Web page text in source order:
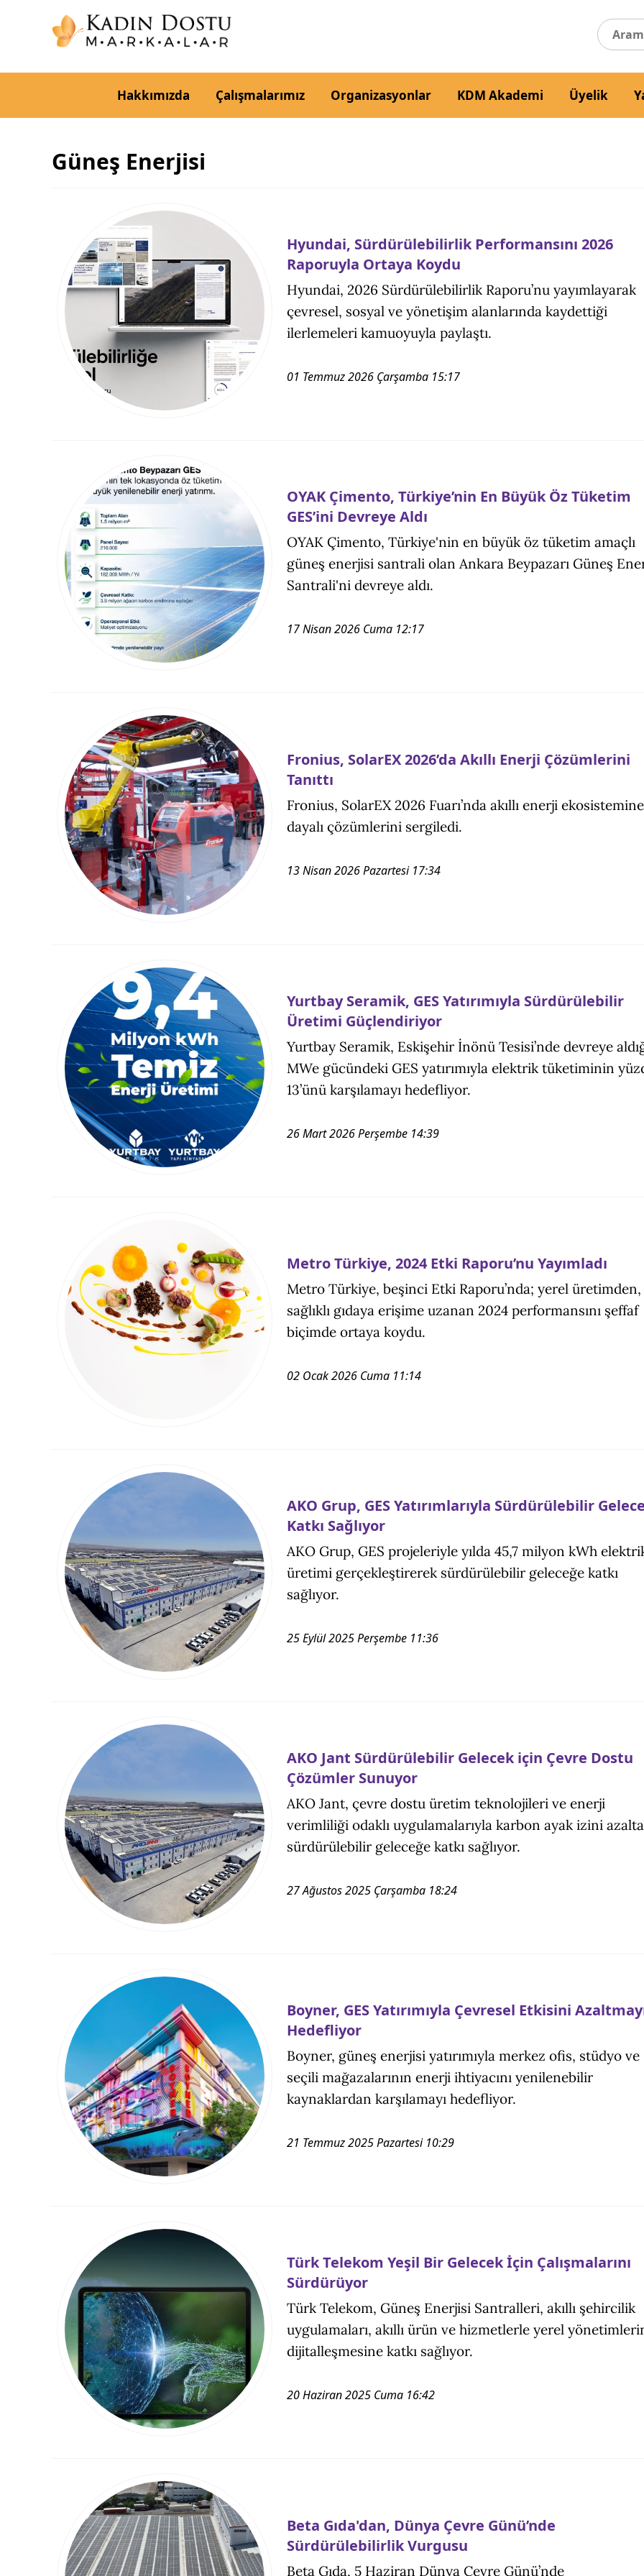
Hakkımızda Çalışmalarımız Organizasyonlar KDM Akademi Üyelik
Güneş Enerjisi
Hyundai, Sürdürülebilirlik Performansını 2026
Raporuyla Ortaya Koydu
Hyundai, 2026 Sürdürülebilirlik Raporu’nu yayımlayarak
çevresel, sosyal ve yönetişim alanlarında kaydettiği
ilerlemeleri kamuoyuyla paylaştı.
01 Temmuz 2026 Çarşamba 15:17
OYAK Çimento, Türkiye’nin En Büyük Öz Tüketim
GES’ini Devreye Aldı
OYAK Çimento, Türkiye'nin en büyük öz tüketim amaçlı
güneş enerjisi santrali olan Ankara Beypazarı Güneş
Santrali'ni devreye aldı.
17 Nisan 2026 Cuma 12:17
Fronius, SolarEX 2026’da Akıllı Enerji Çözümlerini
Tanıttı
Fronius, SolarEX 2026 Fuarı’nda akıllı enerji ekosistemine
dayalı çözümlerini sergiledi.
13 Nisan 2026 Pazartesi 17:34
Yurtbay Seramik, GES Yatırımıyla Sürdürülebilir
Üretimi Güçlendiriyor
Yurtbay Seramik, Eskişehir İnönü Tesisi’nde devreye
MWe gücündeki GES yatırımıyla elektrik tüketiminin
13’ünü karşılamayı hedefliyor.
26 Mart 2026 Perşembe 14:39
Metro Türkiye, 2024 Etki Raporu’nu Yayımladı
Metro Türkiye, beşinci Etki Raporu’nda; yerel üretimden,
sağlıklı gıdaya erişime uzanan 2024 performansını şeffaf
biçimde ortaya koydu.
02 Ocak 2026 Cuma 11:14
AKO Grup, GES Yatırımlarıyla Sürdürülebilir
Katkı Sağlıyor
AKO Grup, GES projeleriyle yılda 45,7 milyon kWh
üretimi gerçekleştirerek sürdürülebilir geleceğe katkı
sağlıyor.
25 Eylül 2025 Perşembe 11:36
AKO Jant Sürdürülebilir Gelecek için Çevre Dostu
Çözümler Sunuyor
AKO Jant, çevre dostu üretim teknolojileri ve enerji
verimliliği odaklı uygulamalarıyla karbon ayak izini
sürdürülebilir geleceğe katkı sağlıyor.
27 Ağustos 2025 Çarşamba 18:24
Boyner, GES Yatırımıyla Çevresel Etkisini
Hedefliyor
Boyner, güneş enerjisi yatırımıyla merkez ofis, stüdyo ve
seçili mağazalarının enerji ihtiyacını yenilenebilir
kaynaklardan karşılamayı hedefliyor.
21 Temmuz 2025 Pazartesi 10:29
Türk Telekom Yeşil Bir Gelecek İçin Çalışmalarını
Sürdürüyor
Türk Telekom, Güneş Enerjisi Santralleri, akıllı şehircilik
uygulamaları, akıllı ürün ve hizmetlerle yerel
dijitalleşmesine katkı sağlıyor.
20 Haziran 2025 Cuma 16:42
Beta Gıda'dan, Dünya Çevre Günü’nde
Sürdürülebilirlik Vurgusu
Beta Gıda, 5 Haziran Dünya Çevre Günü’nde